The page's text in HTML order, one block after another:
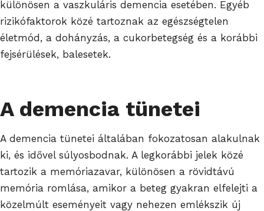
különösen a vaszkuláris demencia esetében. Egyéb
rizikófaktorok közé tartoznak az egészségtelen
életmód, a dohányzás, a cukorbetegség és a korábbi
fejsérülések, balesetek.
A demencia tünetei
A demencia tünetei általában fokozatosan alakulnak
ki, és idővel súlyosbodnak. A legkorábbi jelek közé
tartozik a memóriazavar, különösen a rövidtávú
memória romlása, amikor a beteg gyakran elfelejti a
közelmúlt eseményeit vagy nehezen emlékszik új